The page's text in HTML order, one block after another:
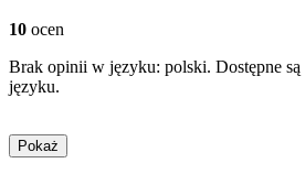
10 ocen
Brak opinii w języku: polski. Dostępne
języku.
Pokaż